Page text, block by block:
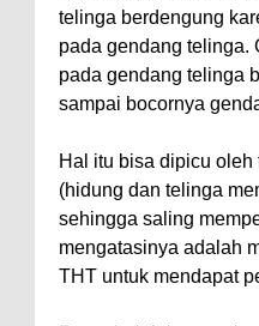
telinga berdengung
pada gendang telinga.
pada gendang telinga
sampai bocornya
Hal itu bisa dipicu
(hidung dan telinga
sehingga saling
mengatasinya adalah
THT untuk mendapat